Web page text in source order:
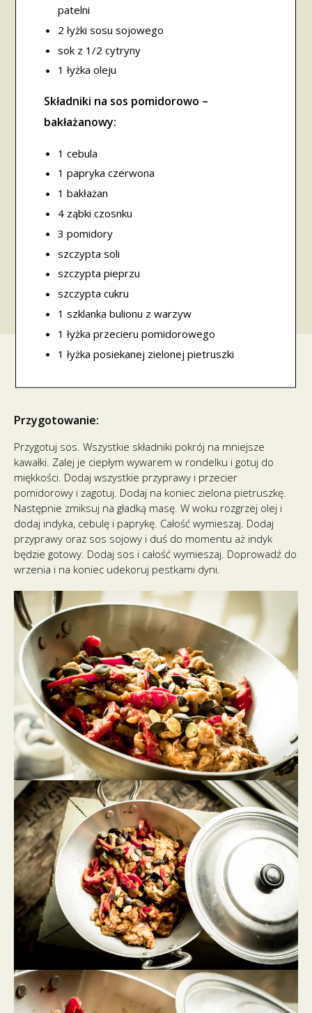
patelni
2 łyżki sosu sojowego
sok z 1/2 cytryny
1 łyżka oleju
Składniki na sos pomidorowo –
bakłażanowy:
1 cebula
1 papryka czerwona
1 bakłażan
4 ząbki czosnku
3 pomidory
szczypta soli
szczypta pieprzu
szczypta cukru
1 szklanka bulionu z warzyw
1 łyżka przecieru pomidorowego
1 łyżka posiekanej zielonej pietruszki
Przygotowanie:
Przygotuj sos. Wszystkie składniki pokrój na mniejsze
kawałki. Zalej je ciepłym wywarem w rondelku i gotuj do
miękkości. Dodaj wszystkie przyprawy i przecier
pomidorowy i zagotuj. Dodaj na koniec zielona pietruszkę.
Następnie zmiksuj na gładką masę. W woku rozgrzej olej i
dodaj indyka, cebulę i paprykę. Całość wymieszaj. Dodaj
przyprawy oraz sos sojowy i duś do momentu aż indyk
będzie gotowy. Dodaj sos i całość wymieszaj. Doprowadź do
wrzenia i na koniec udekoruj pestkami dyni.